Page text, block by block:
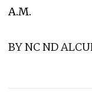
A.M.
BY NC ND